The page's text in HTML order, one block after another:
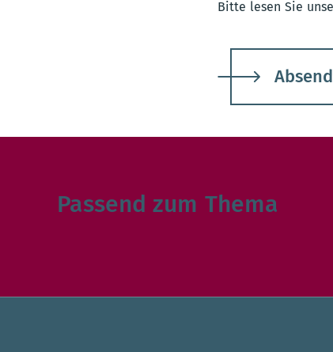
Bitte lesen Sie
Passend zum Thema